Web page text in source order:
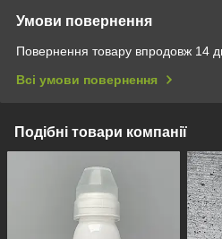
Умови повернення
Повернення товару впродовж 14
Всі умови повернення
Подібні товари компанії